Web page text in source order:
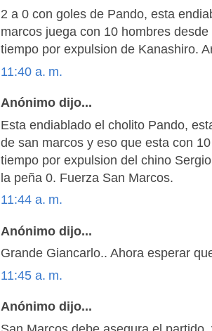
2 a 0 con goles de Pando, esta
marcos juega con 10 hombres
tiempo por expulsion de Kanashiro.
11:40 a. m.
Anónimo dijo...
Esta endiablado el cholito Pando,
de san marcos y eso que esta con
tiempo por expulsion del chino
la peña 0. Fuerza San Marcos.
11:44 a. m.
Anónimo dijo...
Grande Giancarlo.. Ahora esperar
11:45 a. m.
Anónimo dijo...